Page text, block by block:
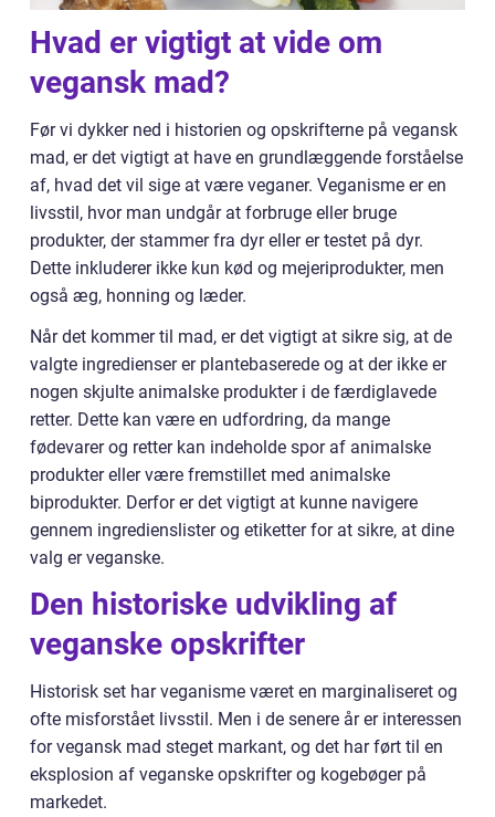
Hvad er vigtigt at vide om
vegansk mad?
Før vi dykker ned i historien og opskrifterne på vegansk
mad, er det vigtigt at have en grundlæggende forståelse
af, hvad det vil sige at være veganer. Veganisme er en
livsstil, hvor man undgår at forbruge eller bruge
produkter, der stammer fra dyr eller er testet på dyr.
Dette inkluderer ikke kun kød og mejeriprodukter, men
også æg, honning og læder.
Når det kommer til mad, er det vigtigt at sikre sig, at de
valgte ingredienser er plantebaserede og at der ikke er
nogen skjulte animalske produkter i de færdiglavede
retter. Dette kan være en udfordring, da mange
fødevarer og retter kan indeholde spor af animalske
produkter eller være fremstillet med animalske
biprodukter. Derfor er det vigtigt at kunne navigere
gennem ingredienslister og etiketter for at sikre, at dine
valg er veganske.
Den historiske udvikling af
veganske opskrifter
Historisk set har veganisme været en marginaliseret og
ofte misforstået livsstil. Men i de senere år er interessen
for vegansk mad steget markant, og det har ført til en
eksplosion af veganske opskrifter og kogebøger på
markedet.